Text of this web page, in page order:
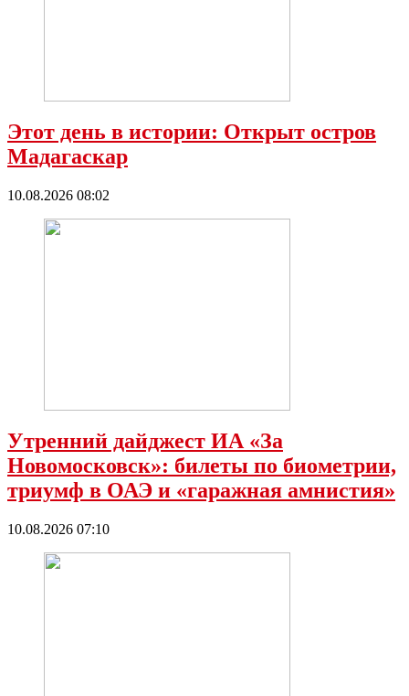
Этот день в истории: Открыт остров
Мадагаскар
10.08.2026 08:02
Утренний дайджест ИА «За
Новомосковск»: билеты по биометрии,
триумф в ОАЭ и «гаражная амнистия»
10.08.2026 07:10